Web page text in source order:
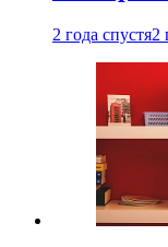
2 года спустя2